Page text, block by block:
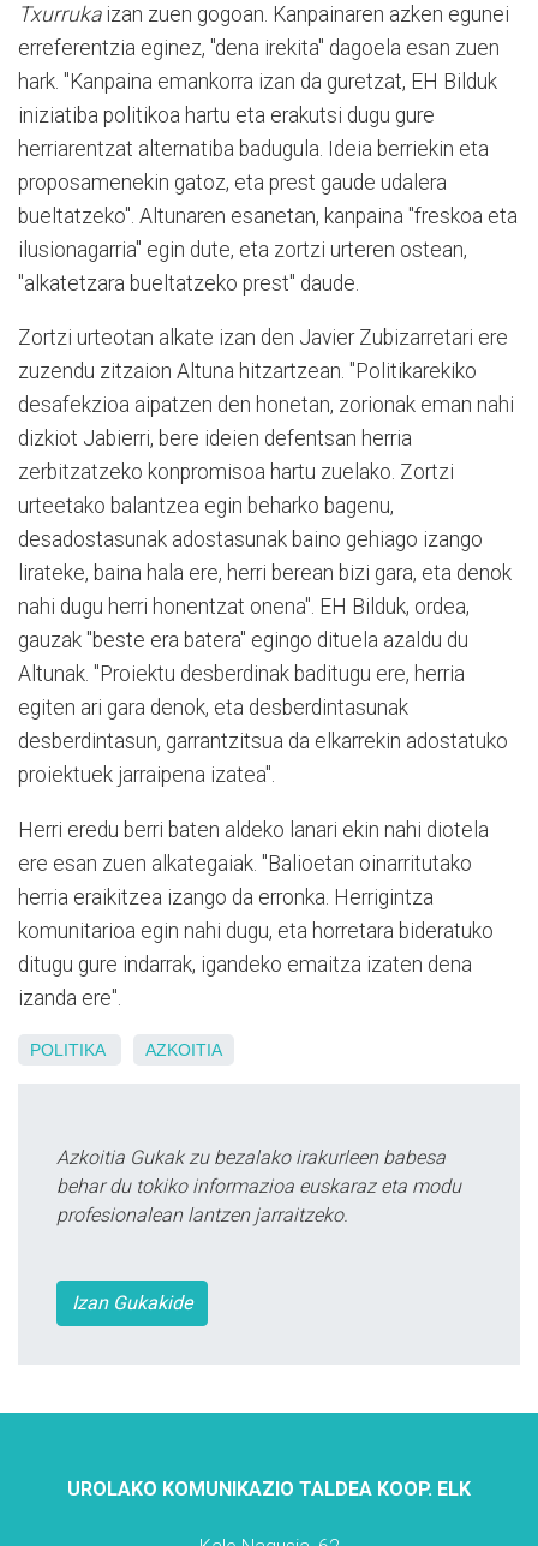
Txurrukaizan zuen gogoan. Kanpainaren azken egunei
erreferentzia eginez, "dena irekita" dagoela esan zuen
hark. "Kanpaina emankorra izan da guretzat, EH Bilduk
iniziatiba politikoa hartu eta erakutsi dugu gure
herriarentzat alternatiba badugula. Ideia berriekin eta
proposamenekin gatoz, eta prest gaude udalera
bueltatzeko". Altunaren esanetan, kanpaina "freskoa eta
ilusionagarria" egin dute, eta zortzi urteren ostean,
"alkatetzara bueltatzeko prest" daude.
Zortzi urteotan alkate izan den Javier Zubizarretari ere
zuzendu zitzaion Altuna hitzartzean. "Politikarekiko
desafekzioa aipatzen den honetan, zorionak eman nahi
dizkiot Jabierri, bere ideien defentsan herria
zerbitzatzeko konpromisoa hartu zuelako. Zortzi
urteetako balantzea egin beharko bagenu,
desadostasunak adostasunak baino gehiago izango
lirateke, baina hala ere, herri berean bizi gara, eta denok
nahi dugu herri honentzat onena". EH Bilduk, ordea,
gauzak "beste era batera" egingo dituela azaldu du
Altunak. "Proiektu desberdinak baditugu ere, herria
egiten ari gara denok, eta desberdintasunak
desberdintasun, garrantzitsua da elkarrekin adostatuko
proiektuek jarraipena izatea".
Herri eredu berri baten aldeko lanari ekin nahi diotela
ere esan zuen alkategaiak. "Balioetan oinarritutako
herria eraikitzea izango da erronka. Herrigintza
komunitarioa egin nahi dugu, eta horretara bideratuko
ditugu gure indarrak, igandeko emaitza izaten dena
izanda ere".
POLITIKA AZKOITIA
Azkoitia Gukak zu bezalako irakurleen babesa
behar du tokiko informazioa euskaraz eta modu
profesionalean lantzen jarraitzeko.
Izan Gukakide
UROLAKO KOMUNIKAZIO TALDEA KOOP. ELK